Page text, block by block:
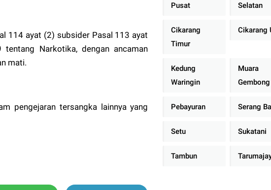
114 ayat (2) subsider Pasal 113 ayat
Narkotika, dengan ancaman
mati.
pengejaran tersangka lainnya yang
Pusat
Selatan
Cikarang
Timur
Cikarang
Kedung
Waringin
Muara
Gembong
Pebayuran Serang
Setu Sukatani
Tambun